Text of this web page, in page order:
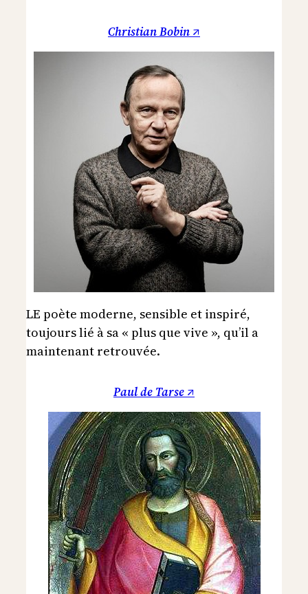
Christian Bobin ↗
LE poète moderne, sensible et inspiré,
toujours lié à sa « plus que vive », qu’il a
maintenant retrouvée.
Paul de Tarse ↗